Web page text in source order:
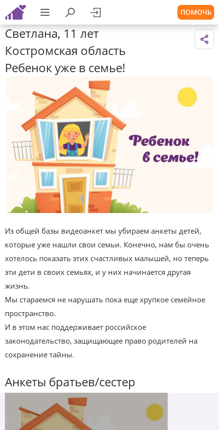
ПОМОЧЬ
Светлана, 11 лет
Костромская область
Ребенок уже в семье!
Из общей базы видеоанкет мы убираем анкеты детей,
которые уже нашли свои семьи. Конечно, нам бы очень
хотелось показать этих счастливых малышей, но теперь
эти дети в своих семьях, и у них начинается другая
жизнь.
Мы стараемся не нарушать пока еще хрупкое семейное
пространство.
И в этом нас поддерживает российское
законодательство, защищающее право родителей на
сохранение тайны.
Анкеты братьев/сестер